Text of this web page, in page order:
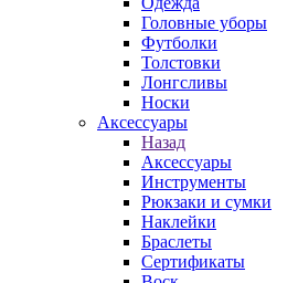
Головные уборы
Футболки
Толстовки
Лонгсливы
Носки
Аксессуары
Назад
Аксессуары
Инструменты
Рюкзаки и сумки
Наклейки
Браслеты
Сертификаты